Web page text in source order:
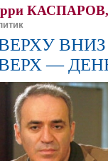
КАСПАРОВ,
—